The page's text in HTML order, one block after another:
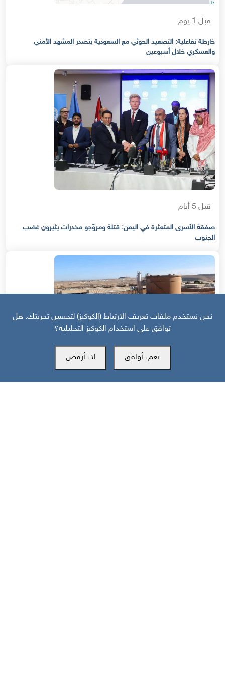
قبل 1 يوم
خارطة تفاعلية: التصعيد الحوثي مع السعودية يتصدر المشهد الأمني
والعسكري خلال أسبوعين
قبل 5 أيام
صفقة الأسرى المتعثرة في اليمن: قتلة ومروّجو مخدرات يثيرون غضب
الجنوب
نحن نستخدم ملفات تعريف الارتباط (الكوكيز) لتحسين تجربتك. هل
توافق على استخدام الكوكيز التحليلية؟
نعم، أوافق لا، أرفض